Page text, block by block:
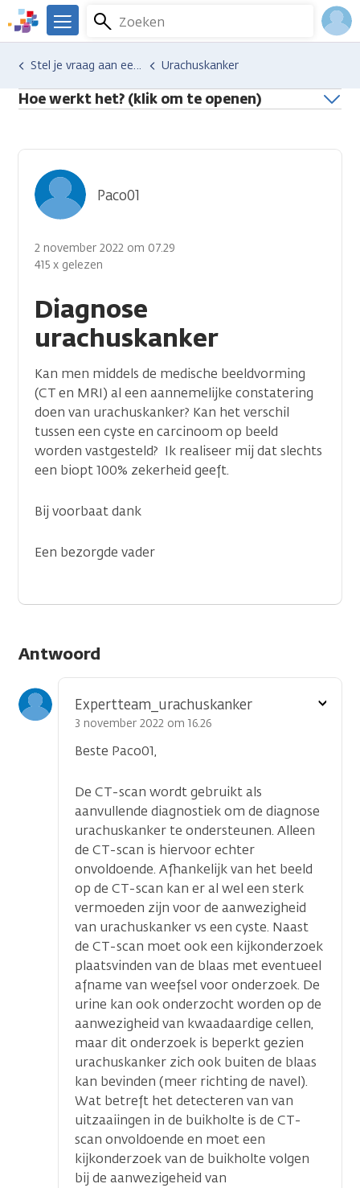
Overslaan
en
naar
inhoud
gaan
We
er
voor
je.
Zoeken
Menu
Hulp en ondersteuning
Stel je vraag aan een professional Urachuskanker
Hoe werkt het? (klik om te openen)
Diagnose
urachuskanker
Paco01
2 november 2022 om 07.29
415 x gelezen
Kan men middels de medische beeldvorming
(CT en MRI) al een aannemelijke constatering
doen van urachuskanker? Kan het verschil
tussen een cyste en carcinoom op beeld
worden vastgesteld? Ik realiseer mij dat slechts
een biopt 100% zekerheid geeft.
Bij voorbaat dank
Een bezorgde vader
Antwoord
Expertteam_urachuskanker
3 november 2022 om 16.26
Beste Paco01,
De CT-scan wordt gebruikt als
aanvullende diagnostiek om de diagnose
urachuskanker te ondersteunen. Alleen
de CT-scan is hiervoor echter
onvoldoende. Afhankelijk van het beeld
op de CT-scan kan er al wel een sterk
vermoeden zijn voor de aanwezigheid
van urachuskanker vs een cyste. Naast
de CT-scan moet ook een kijkonderzoek
plaatsvinden van de blaas met eventueel
afname van weefsel voor onderzoek. De
urine kan ook onderzocht worden op de
aanwezigheid van kwaadaardige cellen,
maar dit onderzoek is beperkt gezien
urachuskanker zich ook buiten de blaas
kan bevinden (meer richting de navel).
Wat betreft het detecteren van van
uitzaaiingen in de buikholte is de CT-
scan onvoldoende en moet een
kijkonderzoek van de buikholte volgen
bij de aanwezigeheid van
Toon